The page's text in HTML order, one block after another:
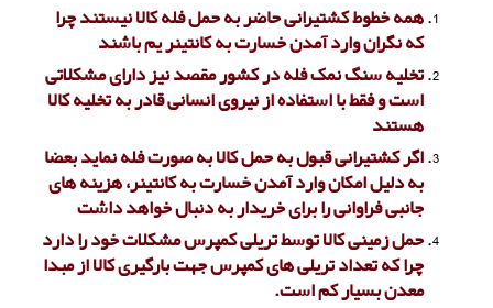
همه خطوط کشتیرانی حاضر به حمل فله کالا نیستند چرا
که نگران وارد آمدن خسارت به کانتینر یم باشند
تخلیه سنگ نمک فله در کشور مقصد نیز دارای مشکلاتی
است و فقط با استفاده از نیروی انسانی قادر به تخلیه کالا
هستند
اگر کشتیرانی قبول به حمل کالا به صورت فله نماید بعضا
به دلیل امکان وارد آمدن خسارت به کانتینر، هزینه های
جانبی فراوانی را برای خریدار به دنبال خواهد داشت
حمل زمینی کالا توسط تریلی کمپرس مشکلات خود را دارد
چرا که تعداد تریلی های کمپرس جهت بارگیری کالا از مبدا
معدن بسیار کم است.